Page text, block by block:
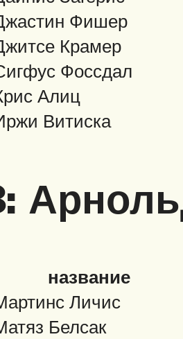
Фишер
Крамер
Фоссдал
Алиц
Витиска
название
Личис
Белсак